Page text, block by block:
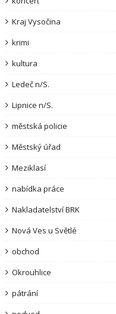
Kraj Vysočina
krimi
kultura
Ledeč n/S.
Lipnice n/S.
městská policie
Městský úřad
Meziklasí
nabídka práce
Nakladatelství BRK
Nová Ves u Světlé
obchod
Okrouhlice
pátrání